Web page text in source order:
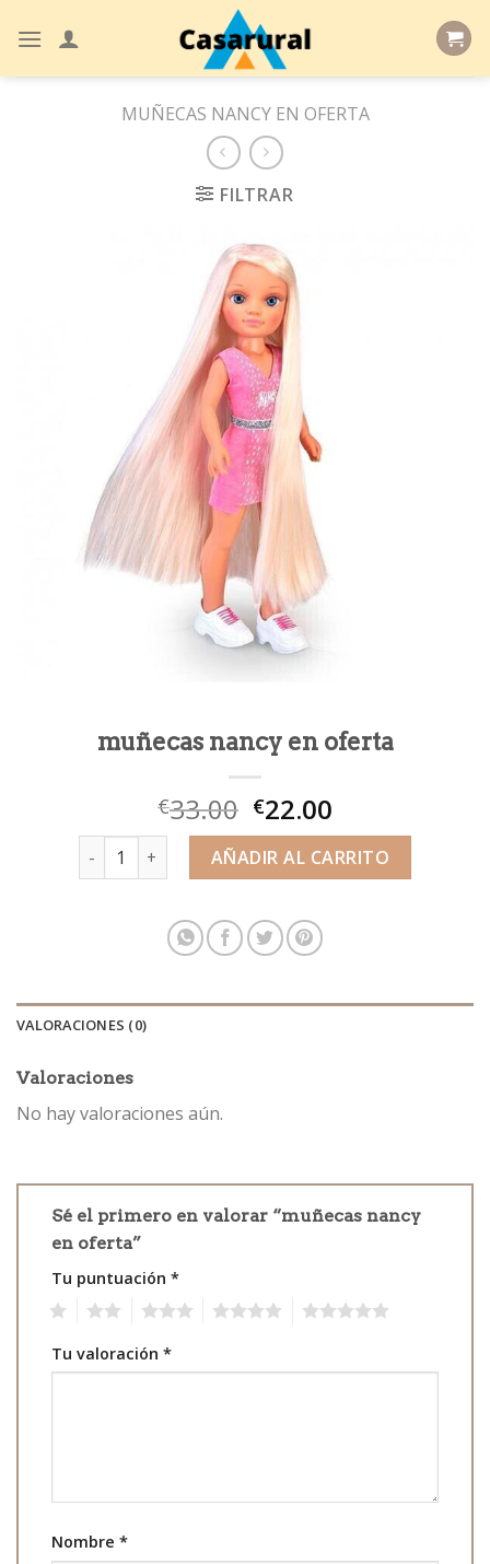
MUÑECAS NANCY EN OFERTA
FILTRAR
muñecas nancy en oferta
€33.00 €22.00
muñecas nancy en oferta cantidad
AÑADIR AL CARRITO
VALORACIONES (0)
Valoraciones
No hay valoraciones aún.
Sé el primero en valorar “muñecas nancy
en oferta”
Tu puntuación *
Tu valoración *
Nombre *